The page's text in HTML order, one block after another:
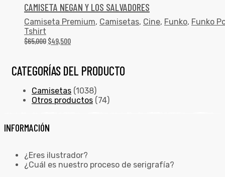
CAMISETA NEGAN Y LOS SALVADORES
Camiseta Premium, Camisetas, Cine, Funko, Funko
Tshirt
$65,000 $49,500
CATEGORÍAS DEL PRODUCTO
Camisetas (1038)
Otros productos (74)
INFORMACIÓN
¿Eres ilustrador?
¿Cuál es nuestro proceso de serigrafía?